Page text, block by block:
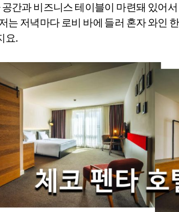
간과 비즈니스 테이블이 마련돼 있어
는 저녁마다 로비 바에 들러 혼자 와인
요.